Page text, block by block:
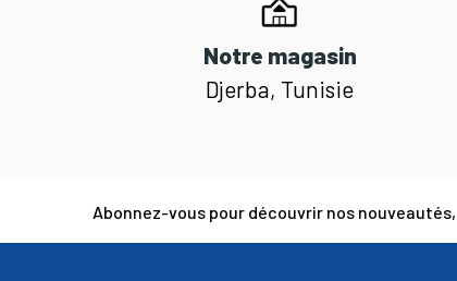
Notre magasin
Djerba, Tunisie
Abonnez-vous pour découvrir nos